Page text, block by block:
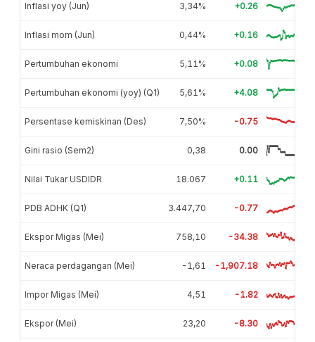
Inflasi yoy (Jun) 3,34% +0.26
Inflasi mom (Jun) 0,44% +0.16
Pertumbuhan ekonomi 5,11% +0.08
Pertumbuhan ekonomi (yoy) (Q1) 5,61% +4.08
Persentase kemiskinan (Des) 7,50% -0.75
Gini rasio (Sem2) 0,38 0.00
Nilai Tukar USDIDR 18.067 +0.11
PDB ADHK (Q1) 3.447,70 -0.77
Ekspor Migas (Mei) 758,10 -34.38
Neraca perdagangan (Mei) -1,61 -1,907.18
Impor Migas (Mei) 4,51 -1.82
Ekspor (Mei) 23,20 -8.30